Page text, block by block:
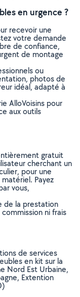
en urgence ?
recevoir une
votre demande
de confiance,
de montage
ou
photos de
idéal, adapté à
AlloVoisins pour
aux outils
gratuit
cherchant un
pour une
Payez
vous,
de la prestation
ni frais
de services
en kit sur la
Nord Est Urbaine,
Extention